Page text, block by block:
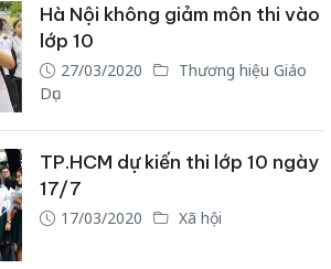
Hà Nội không giảm môn thi vào
lớp 10
27/03/2020
Thương hiệu Giáo
Dục
TP.HCM dự kiến thi lớp 10 ngày
17/7
17/03/2020 Xã hội